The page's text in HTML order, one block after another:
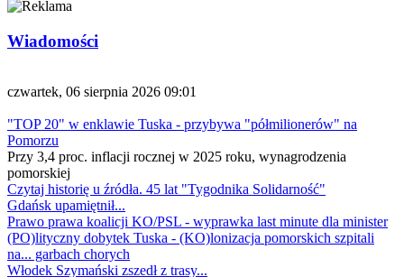
Wiadomości
czwartek, 06 sierpnia 2026 09:01
"TOP 20" w enklawie Tuska - przybywa "półmilionerów" na
Pomorzu
Przy 3,4 proc. inflacji rocznej w 2025 roku, wynagrodzenia
pomorskiej
Czytaj historię u źródła. 45 lat "Tygodnika Solidarność"
Gdańsk upamiętnił...
Prawo prawa koalicji KO/PSL - wyprawka last minute dla minister
(PO)lityczny dobytek Tuska - (KO)lonizacja pomorskich szpitali
na... garbach chorych
Włodek Szymański zszedł z trasy...